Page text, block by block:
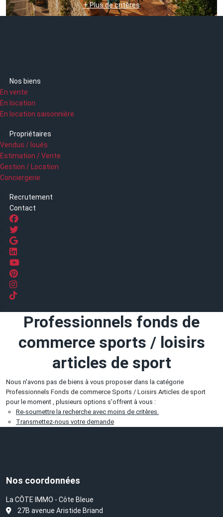
+ Plus de critères
Nos biens
En vente
En location
En location saisonnière
Propriétaires
Vendus / loués
Estimation / Vente
Gestion / Location
Conciergerie
Recrutement
Contact
Professionnels fonds de
commerce sports / loisirs
articles de sport
Nous n'avons pas de biens à vous proposer dans la catégorie
Professionnels Fonds de commerce Sports / Loisirs Articles de sport
pour le moment , plusieurs options s'offrent à vous :
Re-soumettre la recherche avec moins de critères.
Transmettez-nous votre demande
Nos coordonnées
La CÔTE IMMO - Côte Bleue
27B avenue Aristide Briand